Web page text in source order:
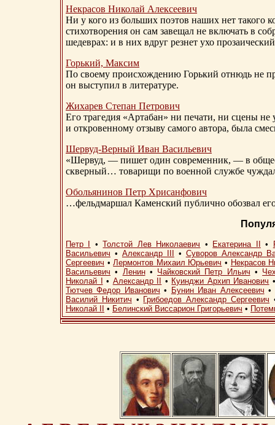
Некрасов Николай Алексеевич
Ни у кого из больших поэтов наших нет такого
стихотворения он сам завещал не включать в
шедеврах: и в них вдруг резнет ухо
Горький, Максим
По своему происхождению Горький отнюдь не
он выступил в литературе.
Жихарев Степан Петрович
Его трагедия «Артабан» ни печати, ни сцены
и откровенному отзыву самого автора, была
Шервуд-Верный Иван Васильевич
«Шервуд, — пишет один современник, — в
скверный… товарищи по военной службе
Обольянинов Петр Хрисанфович
…фельдмаршал Каменский публично обозвал
Петр I •Толстой Лев Николаевич • Екатерина II •
Васильевич • Александр III • Суворов Александр
Сергеевич •Лермонтов Михаил Юрьевич • Некрасов
Васильевич • Ленин• Чайковский Петр Ильич •
Николай I
• Александр II • Куинджи Архип Иванович
Тютчев Федор Иванович • Бунин Иван Алексеевич •
Василий Никитич • Грибоедов Александр Сергеевич
Николай II
• Белинский Виссарион Григорьевич •